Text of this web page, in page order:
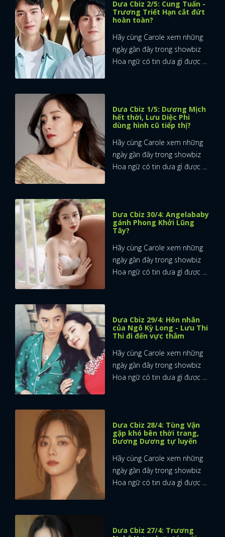
Dưa Cbiz 2/5: Cung Tuấn -
Trương Triết Hạn cắt đứt
hoàn toàn?
Hãy cùng Carole xem những
ngày gần đây trong showbiz
Hoa ngữ có tin dưa gì được ...
Dưa Cbiz 1/5: Dương Mịch
hết thời, Lưu Diệc Phi
dùng hình cũ tiếp thị?
Hãy cùng Carole xem những
ngày gần đây trong showbiz
Hoa ngữ có tin dưa gì được ...
Dưa Cbiz 30/4: Angelababy
gánh Phong Khởi Lũng
Tây?
Hãy cùng Carole xem những
ngày gần đây trong showbiz
Hoa ngữ có tin dưa gì được ...
Dưa Cbiz 29/4: Hôn nhân
của Ngô Kỳ Long - Lưu Thi
Thi đi đến vực thẳm
Hãy cùng Carole xem những
ngày gần đây trong showbiz
Hoa ngữ có tin dưa gì được ...
Dưa Cbiz 28/4: Tùng Vận
gặp khó bên thời trang,
Dương Dương tự luyến
Hãy cùng Carole xem những
ngày gần đây trong showbiz
Hoa ngữ có tin dưa gì được ...
Dưa Cbiz 27/4: Trương